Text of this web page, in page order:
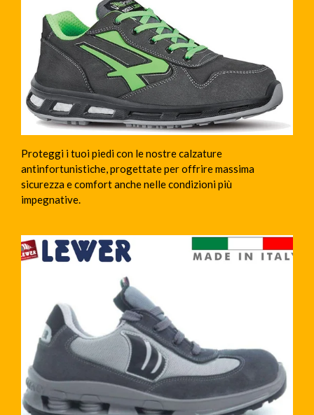
Proteggi i tuoi piedi con le nostre calzature
antinfortunistiche, progettate per offrire massima
sicurezza e comfort anche nelle condizioni più
impegnative.